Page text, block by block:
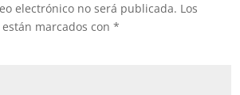
electrónico no será publicada. Los
marcados con*